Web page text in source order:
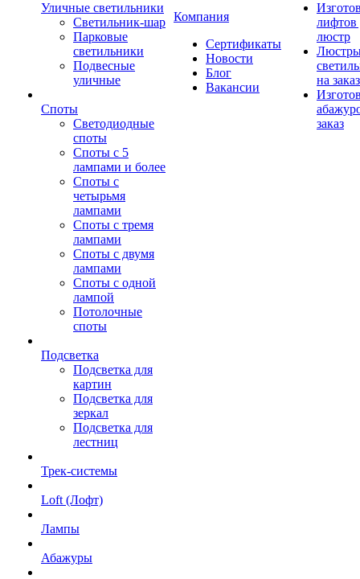
Уличные светильники
Светильник-шар
Парковые
светильники
Подвесные
уличные
Споты
Светодиодные
споты
Споты с 5
лампами и более
Споты с
четырьмя
лампами
Споты с тремя
лампами
Споты с двумя
лампами
Споты с одной
лампой
Потолочные
споты
Подсветка
Подсветка для
картин
Подсветка для
зеркал
Подсветка для
лестниц
Трек-системы
Loft (Лофт)
Лампы
Абажуры
Компания
Сертификаты
Новости
Блог
Вакансии
лифтов
люстр
на заказ
заказ